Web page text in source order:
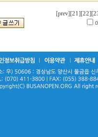
[prev] [21][22]